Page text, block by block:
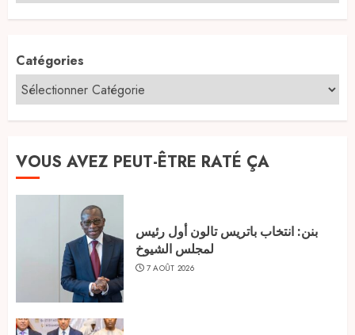
Catégories
VOUS AVEZ PEUT-ÊTRE RATÉ ÇA
بنن: انتخاب باتريس تالون أول رئيس
لمجلس الشيوخ
7 AOÛT 2026